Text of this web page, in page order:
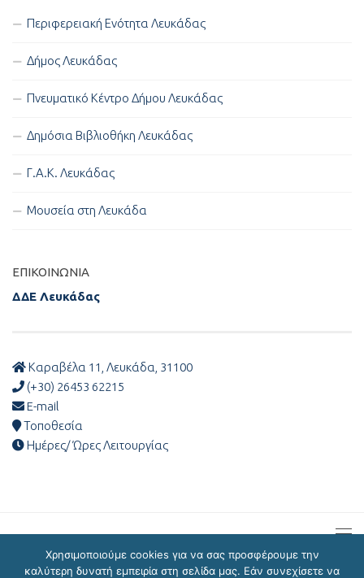
Περιφερειακή Ενότητα Λευκάδας
Δήμος Λευκάδας
Πνευματικό Κέντρο Δήμου Λευκάδας
Δημόσια Βιβλιοθήκη Λευκάδας
Γ.Α.Κ. Λευκάδας
Μουσεία στη Λευκάδα
ΕΠΙΚΟΙΝΩΝΊΑ
ΔΔΕ Λευκάδας
Καραβέλα 11, Λευκάδα, 31100
(+30) 26453 62215
E-mail
Τοποθεσία
Ημέρες/ Ώρες Λειτουργίας
Χρησιμοποιούμε cookies για να σας προσφέρουμε την
καλύτερη δυνατή εμπειρία στη σελίδα μας. Εάν συνεχίσετε να